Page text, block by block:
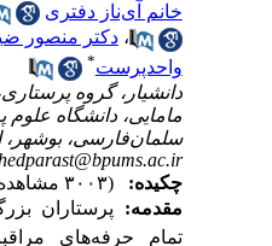
خانم آی‌ناز دفتری
،دکتر منصور
واحدپرست
دانشیار، گروه
مامایی، دانشگاه علوم
سلمان‌فارسی، بوشهر،
چکیده:
مقدمه:پرستاران
تمام حرفه‌های